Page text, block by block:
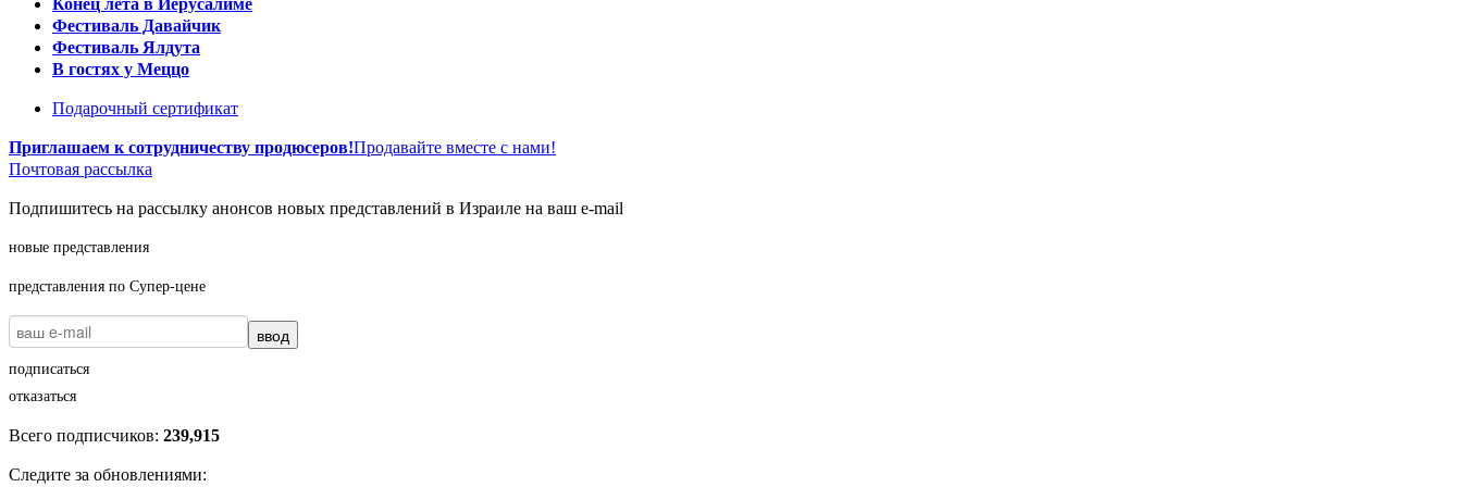
Конец лета в Иерусалиме
Фестиваль Давайчик
Фестиваль Ялдута
В гостях у Меццо
Подарочный сертификат
Приглашаем к сотрудничеству продюсеров!Продавайте вместе с нами!
Почтовая рассылка
Подпишитесь на рассылку анонсов новых представлений в Израиле на ваш e-mail
новые представления
представления по Супер-цене
ввод
подписаться
отказаться
Всего подписчиков: 239,915
Следите за обновлениями: